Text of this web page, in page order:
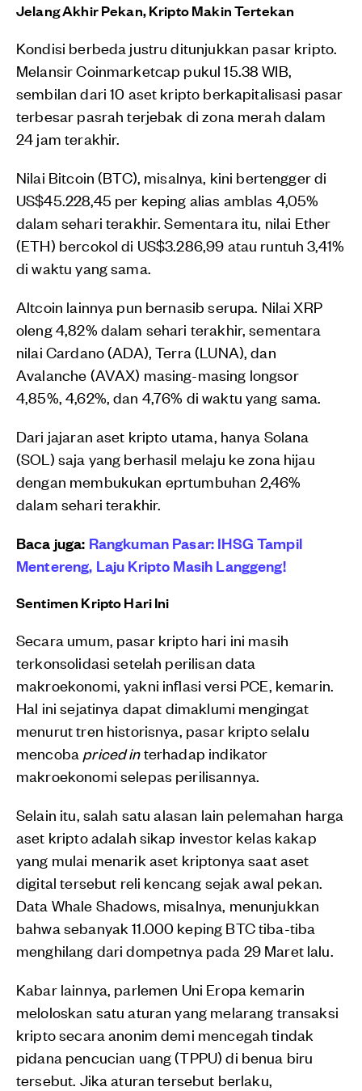
Jelang Akhir Pekan, Kripto Makin Tertekan
Kondisi berbeda justru ditunjukkan pasar kripto.
Melansir Coinmarketcap pukul 15.38 WIB,
sembilan dari 10 aset kripto berkapitalisasi pasar
terbesar pasrah terjebak di zona merah dalam
24 jam terakhir.
Nilai Bitcoin (BTC), misalnya, kini bertengger di
US$45.228,45 per keping alias amblas 4,05%
dalam sehari terakhir. Sementara itu, nilai Ether
(ETH) bercokol di US$3.286,99 atau runtuh 3,41%
di waktu yang sama.
Altcoin lainnya pun bernasib serupa. Nilai XRP
oleng 4,82% dalam sehari terakhir, sementara
nilai Cardano (ADA), Terra (LUNA), dan
Avalanche (AVAX) masing-masing longsor
4,85%, 4,62%, dan 4,76% di waktu yang sama.
Dari jajaran aset kripto utama, hanya Solana
(SOL) saja yang berhasil melaju ke zona hijau
dengan membukukan eprtumbuhan 2,46%
dalam sehari terakhir.
Baca juga: Rangkuman Pasar: IHSG Tampil
Mentereng, Laju Kripto Masih Langgeng!
Sentimen Kripto Hari Ini
Secara umum, pasar kripto hari ini masih
terkonsolidasi setelah perilisan data
makroekonomi, yakni inflasi versi PCE, kemarin.
Hal ini sejatinya dapat dimaklumi mengingat
menurut tren historisnya, pasar kripto selalu
mencoba priced interhadap indikator
makroekonomi selepas perilisannya.
Selain itu, salah satu alasan lain pelemahan harga
aset kripto adalah sikap investor kelas kakap
yang mulai menarik aset kriptonya saat aset
digital tersebut reli kencang sejak awal pekan.
Data Whale Shadows, misalnya, menunjukkan
bahwa sebanyak 11.000 keping BTC tiba-tiba
menghilang dari dompetnya pada 29 Maret lalu.
Kabar lainnya, parlemen Uni Eropa kemarin
meloloskan satu aturan yang melarang transaksi
kripto secara anonim demi mencegah tindak
pidana pencucian uang (TPPU) di benua biru
tersebut. Jika aturan tersebut berlaku,